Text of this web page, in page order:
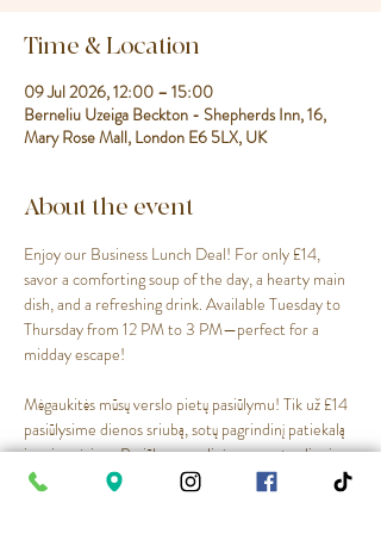
Time & Location
09 Jul 2026, 12:00 – 15:00
Berneliu Uzeiga Beckton - Shepherds Inn, 16,
Mary Rose Mall, London E6 5LX, UK
About the event
Enjoy our Business Lunch Deal! For only £14,
savor a comforting soup of the day, a hearty main
dish, and a refreshing drink. Available Tuesday to
Thursday from 12 PM to 3 PM—perfect for a
midday escape!
Mėgaukitės mūsų verslo pietų pasiūlymu! Tik už £14
pasiūlysime dienos sriubą, sotų pagrindinį patiekalą
ir gaivų gėrimą. Pasiūlymas galioja nuo antradienio
iki ketvirtadienio, 12–15 val. — puikus pasirinkimas